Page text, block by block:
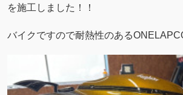
を施工しました！！
バイクですので耐熱性のある